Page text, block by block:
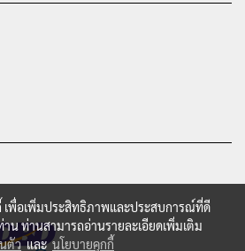
เพื่อเพิ่มประสิทธิภาพและประสบการณ์ที่ดี
าน ท่านสามารถอ่านรายละเอียดเพิ่มเติม
ตัวและนโยบายคุกกี้